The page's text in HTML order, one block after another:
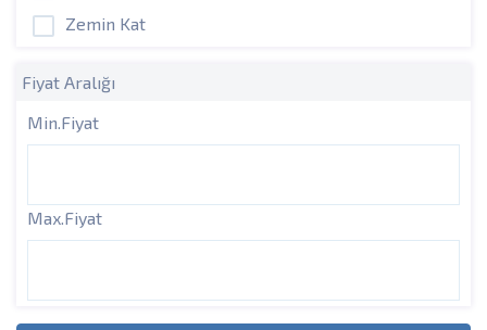
Zemin Kat
Fiyat Aralığı
Min.Fiyat
Max.Fiyat